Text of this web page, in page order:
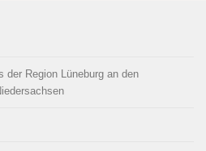
der Region Lüneburg an den